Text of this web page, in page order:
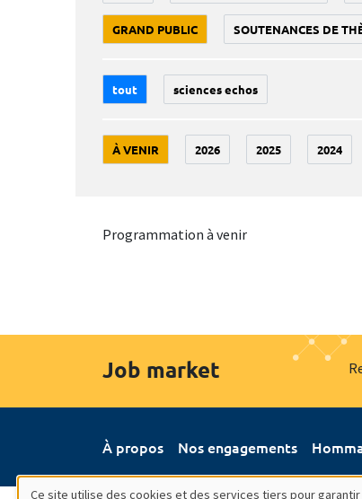
GRAND PUBLIC SOUTENANCES DE
tout sciences echos
À VENIR 2026 2025 2024
Programmation à venir
Job market
À propos Nos engagements
Ce site utilise des cookies et des services tiers pour